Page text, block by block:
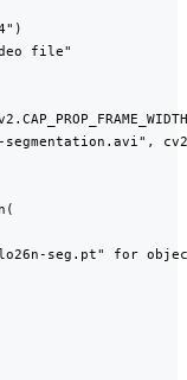
file"
seg.pt" for